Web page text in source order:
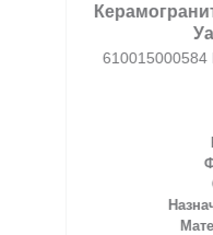
610015000584